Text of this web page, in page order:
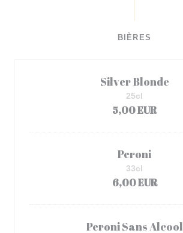
BIÈRES
Silver Blonde
5,00 EUR
25cl
Peroni
6,00 EUR
33cl
Peroni Sans Alcool